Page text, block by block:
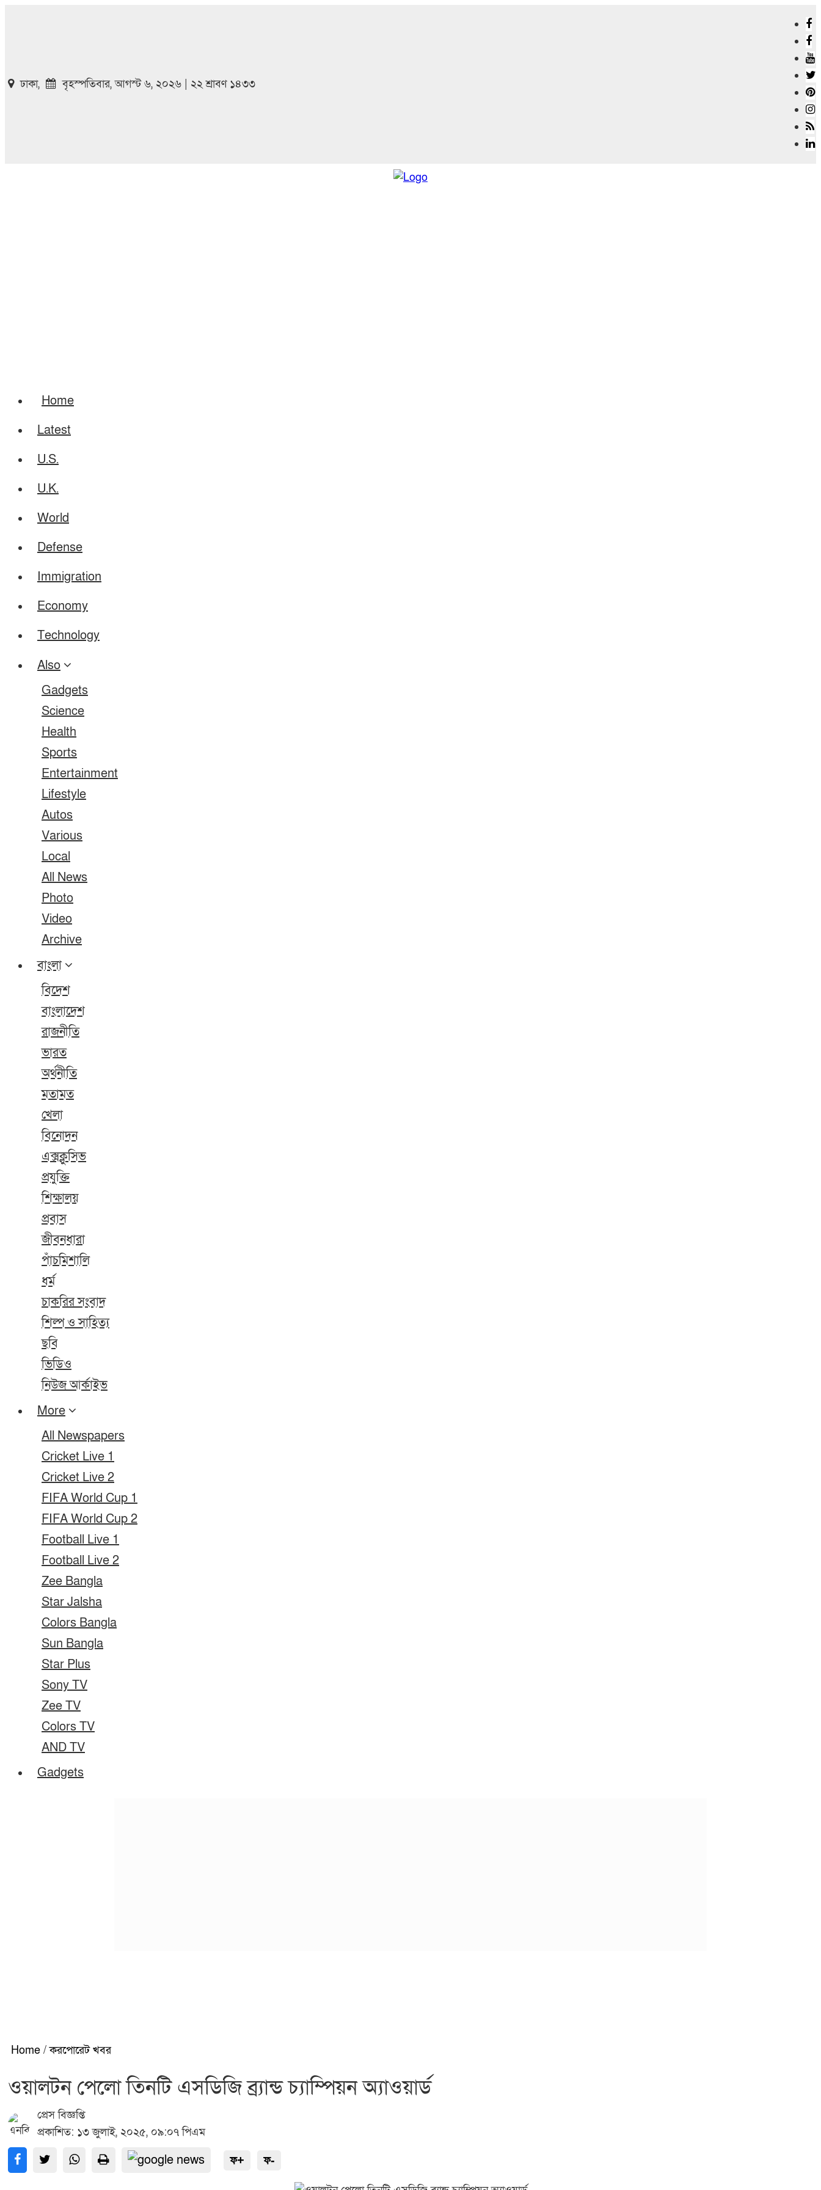
ঢাকা, বৃহস্পতিবার, আগস্ট ৬, ২০২৬ | ২২ শ্রাবণ ১৪৩৩
Home
Latest
U.S.
U.K.
World
Defense
Immigration
Economy
Technology
Also
Gadgets
Science
Health
Sports
Entertainment
Lifestyle
Autos
Various
Local
All News
Photo
Video
Archive
বাংলা
বিদেশ
বাংলাদেশ
রাজনীতি
ভারত
অর্থনীতি
মতামত
খেলা
বিনোদন
এক্সক্লুসিভ
প্রযুক্তি
শিক্ষালয়
প্রবাস
জীবনধারা
পাঁচমিশালি
ধর্ম
চাকরির সংবাদ
শিল্প ও সাহিত্য
ছবি
ভিডিও
নিউজ আর্কাইভ
More
All Newspapers
Cricket Live 1
Cricket Live 2
FIFA World Cup 1
FIFA World Cup 2
Football Live 1
Football Live 2
Zee Bangla
Star Jalsha
Colors Bangla
Sun Bangla
Star Plus
Sony TV
Zee TV
Colors TV
AND TV
Gadgets
Home / করপোরেট খবর
ওয়ালটন পেলো তিনটি এসডিজি ব্র্যান্ড চ্যাম্পিয়ন অ্যাওয়ার্ড
প্রেস বিজ্ঞপ্তি
প্রকাশিত: ১৩ জুলাই, ২০২৫, ০৯:০৭ পিএম
ফ+ ফ-